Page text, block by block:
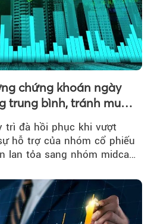
chứng khoán ngày
trung bình, tránh mua
trì đà hồi phục khi vượt
hỗ trợ của nhóm cổ phiếu
lan tỏa sang nhóm midcap